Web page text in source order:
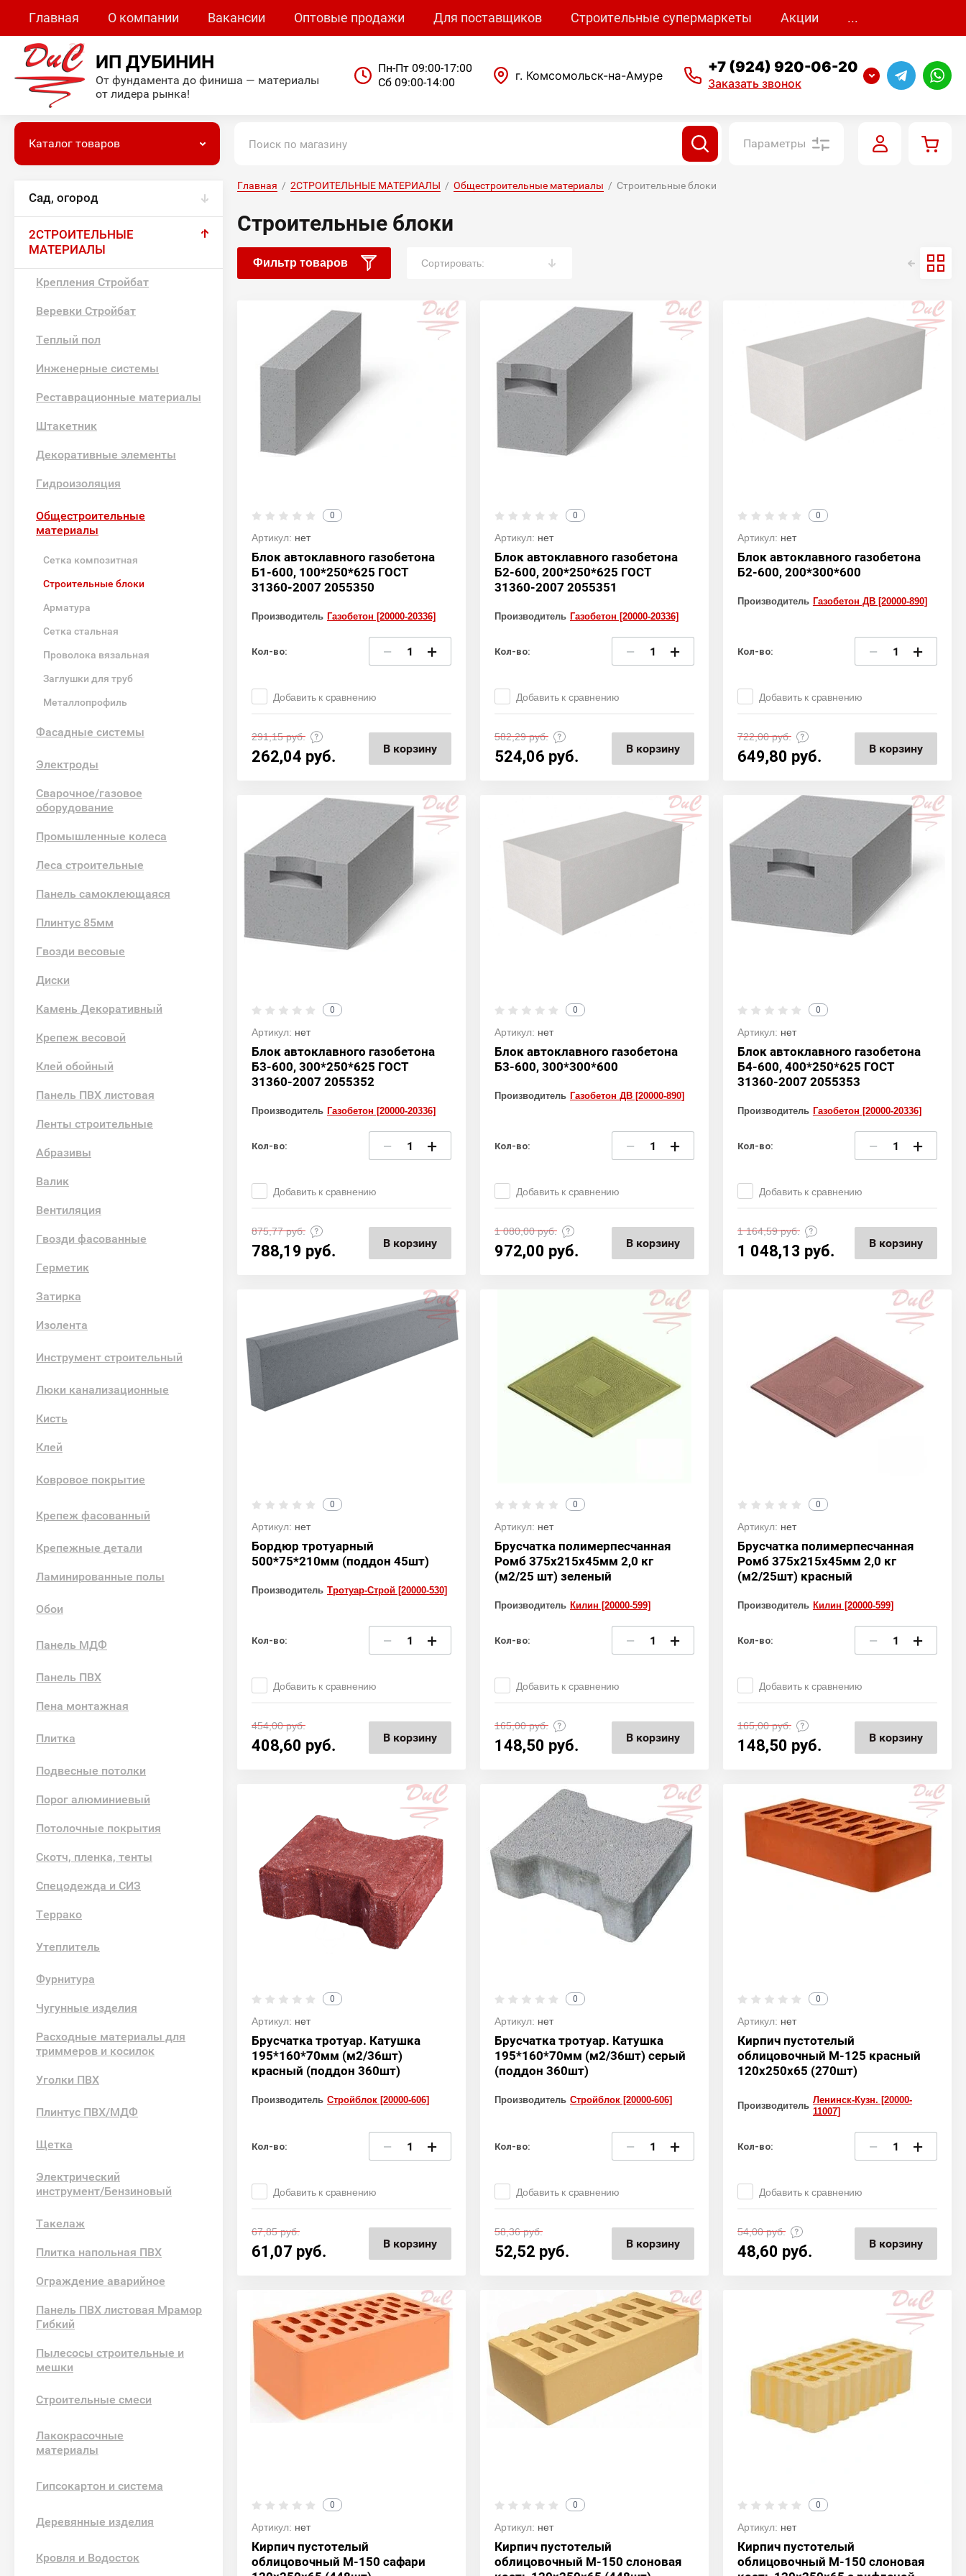
Главная О компании Вакансии Оптовые продажи Для поставщиков Строительные супермаркеты Акции ...
ИП ДУБИНИН
От фундамента до финиша — материалы
от лидера рынка!
Пн-Пт 09:00-17:00
Сб 09:00-14:00
г. Комсомольск-на-Амуре +7 (924) 920-06-20
Заказать звонок
Каталог товаров Параметры
Сад, огород
2СТРОИТЕЛЬНЫЕ
МАТЕРИАЛЫ
Крепления Стройбат
Веревки Стройбат
Теплый пол
Инженерные системы
Реставрационные материалы
Штакетник
Декоративные элементы
Гидроизоляция
Общестроительные
материалы
Сетка композитная
Строительные блоки
Арматура
Сетка стальная
Проволока вязальная
Заглушки для труб
Металлопрофиль
Фасадные системы
Электроды
Сварочное/газовое
оборудование
Промышленные колеса
Леса строительные
Панель самоклеющаяся
Плинтус 85мм
Гвозди весовые
Диски
Камень Декоративный
Крепеж весовой
Клей обойный
Панель ПВХ листовая
Ленты строительные
Абразивы
Валик
Вентиляция
Гвозди фасованные
Герметик
Затирка
Изолента
Инструмент строительный
Люки канализационные
Кисть
Клей
Ковровое покрытие
Крепеж фасованный
Крепежные детали
Ламинированные полы
Обои
Панель МДФ
Панель ПВХ
Пена монтажная
Плитка
Подвесные потолки
Порог алюминиевый
Потолочные покрытия
Скотч, пленка, тенты
Спецодежда и СИЗ
Террако
Утеплитель
Фурнитура
Чугунные изделия
Расходные материалы для
триммеров и косилок
Уголки ПВХ
Плинтус ПВХ/МДФ
Щетка
Электрический
инструмент/Бензиновый
Такелаж
Плитка напольная ПВХ
Ограждение аварийное
Панель ПВХ листовая Мрамор
Гибкий
Пылесосы строительные и
мешки
Строительные смеси
Лакокрасочные
материалы
Гипсокартон и система
Деревянные изделия
Кровля и Водосток
Главная
  /
2СТРОИТЕЛЬНЫЕ МАТЕРИАЛЫ
  /
Общестроительные материалы
  /  Строительные блоки
Строительные блоки
Фильтр товаров Сортировать:
0
Артикул: нет
Блок автоклавного газобетона
Б1-600, 100*250*625 ГОСТ
31360-2007 2055350
Производитель Газобетон [20000-20336]
Кол-во: − +
Добавить к сравнению
291,15руб.
262,04 руб. В корзину
0
Артикул: нет
Блок автоклавного газобетона
Б2-600, 200*250*625 ГОСТ
31360-2007 2055351
Производитель Газобетон [20000-20336]
Кол-во: − +
Добавить к сравнению
582,29руб.
524,06 руб. В корзину
0
Артикул: нет
Блок автоклавного газобетона
Б2-600, 200*300*600
Производитель Газобетон ДВ [20000-890]
Кол-во: − +
Добавить к сравнению
722,00руб.
649,80 руб. В корзину
0
Артикул: нет
Блок автоклавного газобетона
Б3-600, 300*250*625 ГОСТ
31360-2007 2055352
Производитель Газобетон [20000-20336]
Кол-во: − +
Добавить к сравнению
875,77руб.
788,19 руб. В корзину
0
Артикул: нет
Блок автоклавного газобетона
Б3-600, 300*300*600
Производитель Газобетон ДВ [20000-890]
Кол-во: − +
Добавить к сравнению
1 080,00руб.
972,00 руб. В корзину
0
Артикул: нет
Блок автоклавного газобетона
Б4-600, 400*250*625 ГОСТ
31360-2007 2055353
Производитель Газобетон [20000-20336]
Кол-во: − +
Добавить к сравнению
1 164,59руб.
1 048,13 руб. В корзину
0
Артикул: нет
Бордюр тротуарный
500*75*210мм (поддон 45шт)
Производитель Тротуар-Строй [20000-530]
Кол-во: − +
Добавить к сравнению
454,00руб.
408,60 руб. В корзину
0
Артикул: нет
Брусчатка полимерпесчанная
Ромб 375х215х45мм 2,0 кг
(м2/25 шт) зеленый
Производитель Килин [20000-599]
Кол-во: − +
Добавить к сравнению
165,00руб.
148,50 руб. В корзину
0
Артикул: нет
Брусчатка полимерпесчанная
Ромб 375х215х45мм 2,0 кг
(м2/25шт) красный
Производитель Килин [20000-599]
Кол-во: − +
Добавить к сравнению
165,00руб.
148,50 руб. В корзину
0
Артикул: нет
Брусчатка тротуар. Катушка
195*160*70мм (м2/36шт)
красный (поддон 360шт)
Производитель Стройблок [20000-606]
Кол-во: − +
Добавить к сравнению
67,85руб.
61,07 руб. В корзину
0
Артикул: нет
Брусчатка тротуар. Катушка
195*160*70мм (м2/36шт) серый
(поддон 360шт)
Производитель Стройблок [20000-606]
Кол-во: − +
Добавить к сравнению
58,36руб.
52,52 руб. В корзину
0
Артикул: нет
Кирпич пустотелый
облицовочный М-125 красный
120х250х65 (270шт)
Производитель
Ленинск-Кузн. [20000-
11007]
Кол-во: − +
Добавить к сравнению
54,00руб.
48,60 руб. В корзину
0
Артикул: нет
Кирпич пустотелый
облицовочный М-150 сафари
0
Артикул: нет
Кирпич пустотелый
облицовочный М-150 слоновая
0
Артикул: нет
Кирпич пустотелый
облицовочный М-150 слоновая